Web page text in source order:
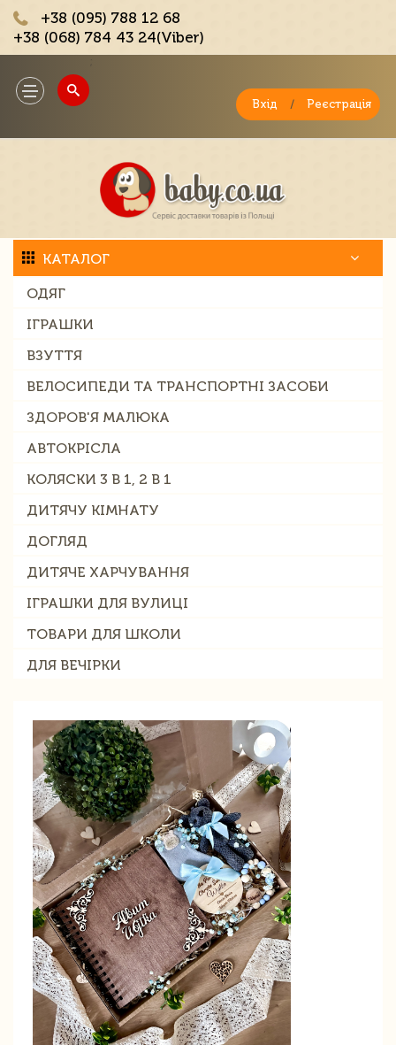
+38 (095) 788 12 68
+38 (068) 784 43 24(Viber)
Toggle
navigation
Вхід / Реєстрація
КАТАЛОГ
ОДЯГ
ІГРАШКИ
ВЗУТТЯ
ВЕЛОСИПЕДИ ТА ТРАНСПОРТНІ ЗАСОБИ
ЗДОРОВ'Я МАЛЮКА
АВТОКРІСЛА
КОЛЯСКИ 3 В 1, 2 В 1
ДИТЯЧУ КІМНАТУ
ДОГЛЯД
ДИТЯЧЕ ХАРЧУВАННЯ
ІГРАШКИ ДЛЯ ВУЛИЦІ
ТОВАРИ ДЛЯ ШКОЛИ
ДЛЯ ВЕЧІРКИ